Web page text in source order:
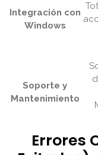
Integración con
Windows
Soporte y
Mantenimiento
Errores